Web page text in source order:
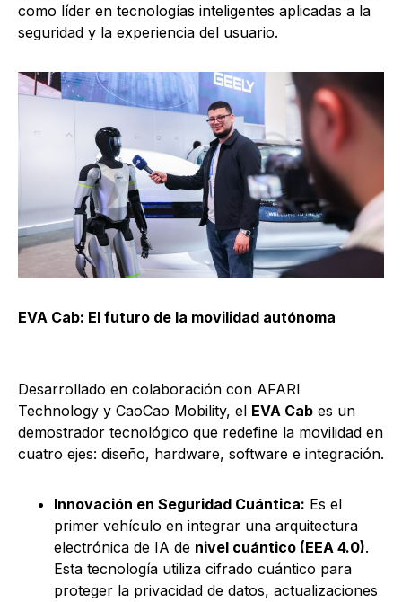
como líder en tecnologías inteligentes aplicadas a la
seguridad y la experiencia del usuario.
EVA Cab: El futuro de la movilidad autónoma
Desarrollado en colaboración con AFARI
Technology y CaoCao Mobility, el EVA Cab es un
demostrador tecnológico que redefine la movilidad en
cuatro ejes: diseño, hardware, software e integración.
Innovación en Seguridad Cuántica: Es el
primer vehículo en integrar una arquitectura
electrónica de IA de nivel cuántico (EEA 4.0).
Esta tecnología utiliza cifrado cuántico para
proteger la privacidad de datos, actualizaciones